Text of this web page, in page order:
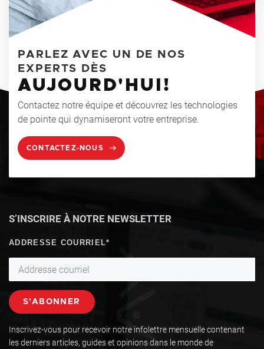
PARLEZ AVEC UN DE NOS
EXPERTS DÈS
AUJOURD'HUI!
Contactez notre équipe et découvrez les technologies
de pointe qui dynamiseront votre entreprise.
CONTACTEZ-NOUS
S’INSCRIRE À NOTRE NEWSLETTER
Inscrivez-vous pour recevoir notre infolettre mensuelle contenant
les derniers articles, guides et opinions dans le monde de